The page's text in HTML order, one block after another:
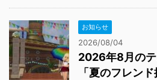
お知らせ
2026/08/04
2026年8月の
「夏のフレン